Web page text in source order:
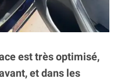
est très optimisé,
et dans les